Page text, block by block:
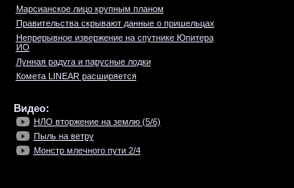
Марсианское лицо крупным планом
Правительства скрывают данные о пришельцах
Непрерывное извержение на спутнике Юпитера
ИО
Лунная радуга и парусные лодки
Комета LINEAR расширяется
Видео:
НЛО вторжение на землю (5/6)
Пыль на ветру
Монстр млечного пути 2/4